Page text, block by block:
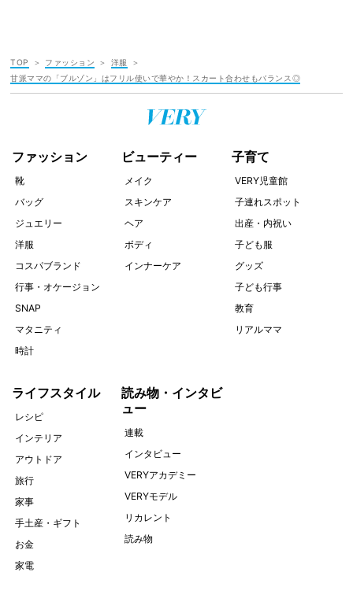
TOP ファッション
洋服
甘派ママの「ブルゾン」はフリル使いで華やか！スカート合わせもバランス◎
ファッション
靴
バッグ
ジュエリー
洋服
コスパブランド
行事・オケージョン
SNAP
マタニティ
時計
ビューティー
メイク
スキンケア
ヘア
ボディ
インナーケア
子育て
VERY児童館
子連れスポット
出産・内祝い
子ども服
グッズ
子ども行事
教育
リアルママ
ライフスタイル
レシピ
インテリア
アウトドア
旅行
家事
手土産・ギフト
お金
家電
読み物・インタビ
ュー
連載
インタビュー
VERYアカデミー
VERYモデル
リカレント
読み物